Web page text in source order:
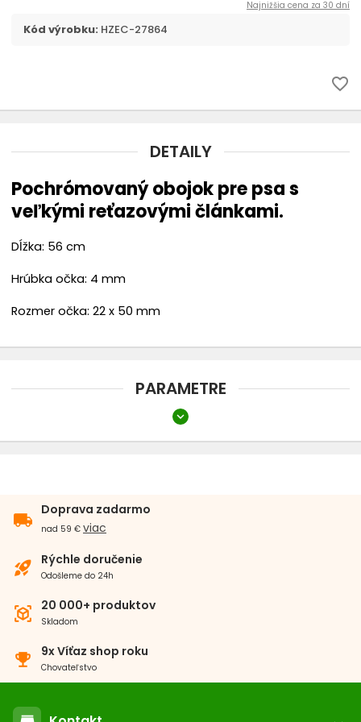
Búdy
Chovateľské vysávače THOMAS
Najnižšia cena za 30 dní
Kód výrobku: HZEC-27864
favorite_border
DETAILY
Pochrómovaný obojok pre psa s
veľkými reťazovými článkami.
Dĺžka: 56 cm
Hrúbka očka: 4 mm
Rozmer očka: 22 x 50 mm
PARAMETRE
do 1,5 cm
Typ
Farba
Chrómová
expand_more
local_shipping
Doprava zadarmo
nad 59 € viac
rocket_launch Rýchle doručenie
Odošleme do 24h
view_in_ar 20 000+ produktov
Skladom
emoji_events 9x Víťaz shop roku
Chovateľstvo